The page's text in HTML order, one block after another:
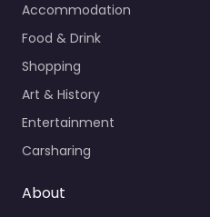
Accommodation
Food & Drink
Shopping
Art & History
Entertainment
Carsharing
About